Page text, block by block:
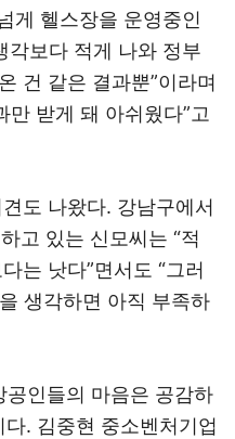
게 헬스장을 운영중인
각보다 적게 나와 정부
건 같은 결과뿐”이라며
만 받게 돼 아쉬웠다”고
도 나왔다. 강남구에서
고 있는 신모씨는 “적
는 낫다”면서도 “그러
생각하면 아직 부족하
공인들의 마음은 공감하
다. 김중현 중소벤처기업